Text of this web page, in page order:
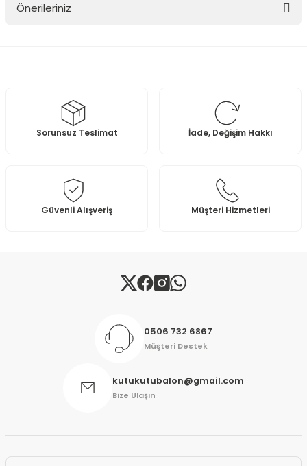
Önerileriniz
Ürün resmi kalitesiz, bozuk veya görüntülenemiyor.
Ürün açıklamasında eksik bilgiler bulunuyor.
Bu ürüne benzer farklı alternatifler olmalı.
Gönder
Sorunsuz Teslimat İade, Değişim Hakkı
Güvenli Alışveriş Müşteri Hizmetleri
0506 732 6867
Müşteri Destek
kutukutubalon@gmail.com
Bize Ulaşın